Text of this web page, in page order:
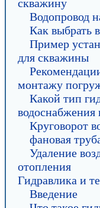
скважину
Водопровод
Как выбрать
Пример
для скважины
монтажу
Какой тип
водоснабжения
Круговорот
фановая
Удаление
отопления
Гидравлика и
Введение